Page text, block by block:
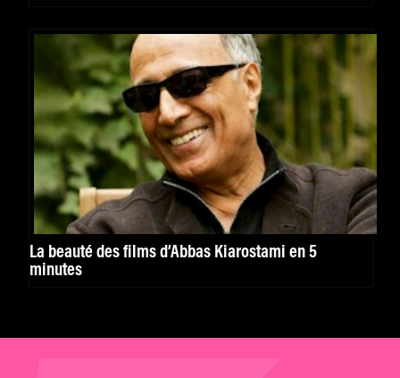
La beauté des films d’Abbas Kiarostami en 5
minutes